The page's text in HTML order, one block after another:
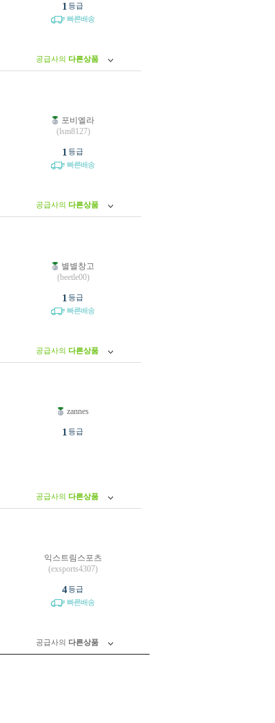
1 등급
빠른배송
공급사의 다른상품
포비엘라
(lsm8127)
1 등급
빠른배송
공급사의 다른상품
별별창고
(beetle00)
1 등급
빠른배송
공급사의 다른상품
zannes
1 등급
공급사의 다른상품
익스트림스포츠
(exsports4307)
4등급
빠른배송
공급사의 다른상품